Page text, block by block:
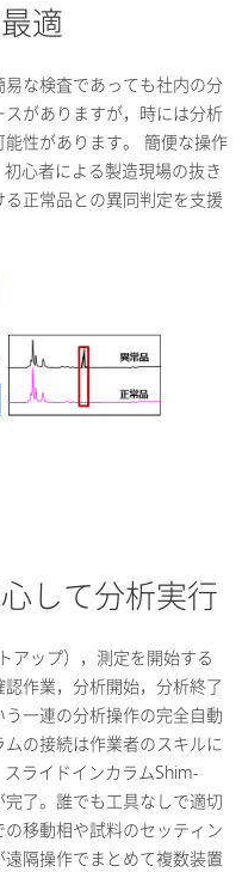
適
な検査であっても社内の分
がありますが，時には分析
性があります。 簡便な操作
心者による製造現場の抜き
正常品との異同判定を支援
して分析実行
アップ），測定を開始する
作業，分析開始，分析終了
一連の分析操作の完全自動
の接続は作業者のスキルに
ライドインカラムShim-
了。誰でも工具なしで適切
移動相や試料のセッティン
隔操作でまとめて複数装置